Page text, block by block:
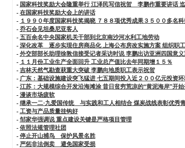
- 国家科技奖励大会隆重举行 江泽民写信祝贺 李鹏作重要讲话
- 在国家科技奖励大会上的讲话
- １９９０年度国家科技奖揭晓 ７８８项优秀成果３５００多名
- 乔石会见坦桑尼亚客人
- 五百余名中央国家机关干部到北京南沙河水利工地劳动
- 深化改革 逐步实现住房商品化 上海公布房改实施方案 组织职
- 外交部部长助理徐敦信接受记者采访时说 李鹏出访亚洲四国意
- １１月份工业生产全面回升 工业总产值比去年同期增１５％
- 吉林天然气勘查获重大突破 李鹏向地质职工表示祝贺
- 广东：基础设施建设突飞猛进 七五期间投入近２００亿元投资
- 江苏：大规模综合开发沿海滩涂 昔日贫穷荒凉的“黄泥海岸”开
- 漫谈市场疲软
- 继承一二·九爱国传统 与实践和工人相结合 煤炭战线表彰优秀
- 工资与产品质量挂钩好
- 邹家华强调说 重点建设关键是严格项目管理
- 依照法规管理社团
- 停止开山捕鸟 保护风景名胜
- 严惩非法倒卖 避免国家受损